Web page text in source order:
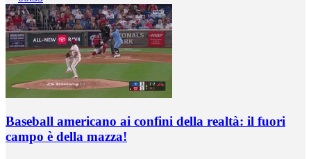
Baseball americano ai confini della realtà: il fuori
campo è della mazza!